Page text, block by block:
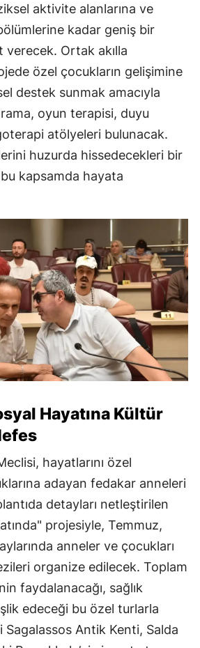
aktivite alanlarına ve
kadar geniş bir
Ortak akılla
özel çocukların gelişimine
destek sunmak amacıyla
oyun terapisi, duyu
atölyeleri bulunacak.
huzurda hissedecekleri bir
kapsamda hayata
Hayatına Kültür
hayatlarını özel
adayan fedakar anneleri
detayları netleştirilen
projesiyle, Temmuz,
anneler ve çocukları
organize edilecek. Toplam
faydalanacağı, sağlık
edeceği bu özel turlarla
Sagalassos Antik Kenti, Salda